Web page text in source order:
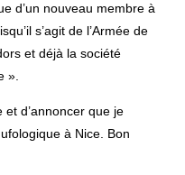
d’un nouveau membre à
s’agit de l’Armée de
et déjà la société
».
d’annoncer que je
à Nice. Bon